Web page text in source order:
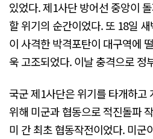
있었다. 제1사단 방어선 중앙이
할 위기의 순간이었다. 또 18일
이 사격한 박격포탄이 대구역에
욱 고조되었다. 이날 충격으로 정
국군 제1사단은 위기를 타개하고
위해 미군과 협동으로 적진돌파
미 간 최초 협동작전이었다. 미군